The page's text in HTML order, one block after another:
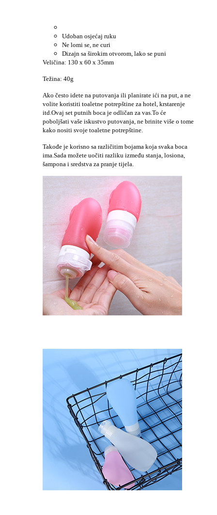
Udoban osjećaj ruku
Ne lomi se, ne curi
Dizajn sa širokim otvorom, lako se puni
Veličina: 130 x 60 x 35mm
Težina: 40g
Ako često idete na putovanja ili planirate ići na put, a ne
volite koristiti toaletne potrepštine za hotel, krstarenje
itd.Ovaj set putnih boca je odličan za vas.To će
poboljšati vaše iskustvo putovanja, ne brinite više o tome
kako nositi svoje toaletne potrepštine.
Takođe je korisno sa različitim bojama koja svaka boca
ima.Sada možete uočiti razliku između stanja, losiona,
šampona i sredstva za pranje tijela.